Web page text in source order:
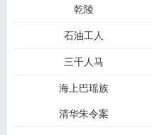
乾陵
石油工人
三千人马
海上巴瑶族
清华朱令案